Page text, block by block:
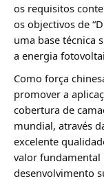
os requisitos
os objectivos de
uma base técnica
a energia
Como força
promover a
cobertura de
mundial, através
excelente
valor fundamental
desenvolvimento